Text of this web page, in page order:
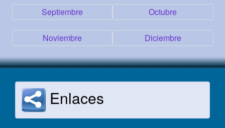
Septiembre Octubre
Noviembre Diciembre
Enlaces